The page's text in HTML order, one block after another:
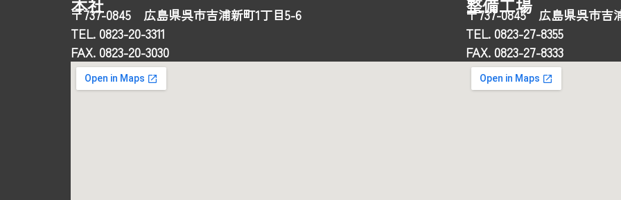
本社
〒737-0845 広島県呉市吉浦新町1丁目5-6
TEL. 0823-20-3311
FAX. 0823-20-3030
整備工場
〒737-0845 広島県呉市吉
TEL. 0823-27-8355
FAX. 0823-27-8333